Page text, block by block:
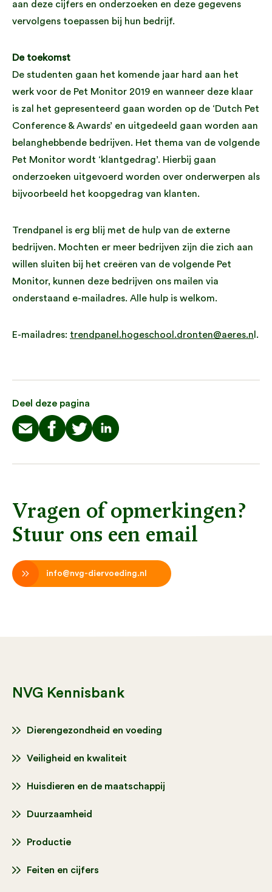
aan deze cijfers en onderzoeken en deze gegevens
vervolgens toepassen bij hun bedrijf.
De toekomst
De studenten gaan het komende jaar hard aan het
werk voor de Pet Monitor 2019 en wanneer deze klaar
is zal het gepresenteerd gaan worden op de ‘Dutch Pet
Conference & Awards’ en uitgedeeld gaan worden aan
belanghebbende bedrijven. Het thema van de volgende
Pet Monitor wordt ‘klantgedrag’. Hierbij gaan
onderzoeken uitgevoerd worden over onderwerpen als
bijvoorbeeld het koopgedrag van klanten.
Trendpanel is erg blij met de hulp van de externe
bedrijven. Mochten er meer bedrijven zijn die zich aan
willen sluiten bij het creëren van de volgende Pet
Monitor, kunnen deze bedrijven ons mailen via
onderstaand e-mailadres. Alle hulp is welkom.
E-mailadres: trendpanel.hogeschool.dronten@aeres.n l.
Deel deze pagina
Vragen of opmerkingen?
Stuur ons een email
info@nvg-diervoeding.nl
NVG Kennisbank
Dierengezondheid en voeding
Veiligheid en kwaliteit
Huisdieren en de maatschappij
Duurzaamheid
Productie
Feiten en cijfers